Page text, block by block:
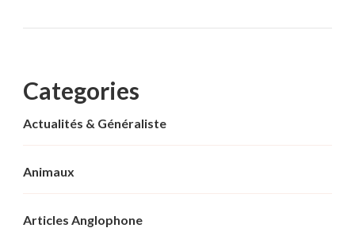
Categories
Actualités & Généraliste
Animaux
Articles Anglophone